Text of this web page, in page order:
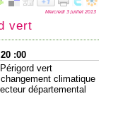
Mercredi 3 juillet 2013
vert
:00
vert
climatique
départemental